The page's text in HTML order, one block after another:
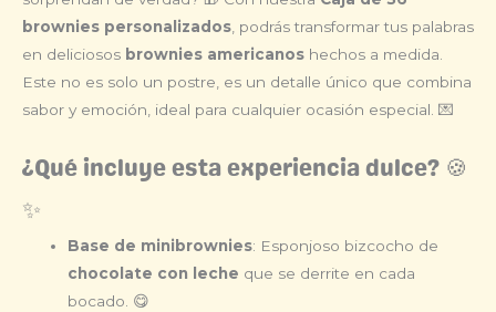
brownies personalizados, podrás transformar tus palabras
en deliciosos brownies americanos hechos a medida.
Este no es solo un postre, es un detalle único que combina
sabor y emoción, ideal para cualquier ocasión especial. 💌
¿Qué incluye esta experiencia dulce? 🍪
✨
Base de minibrownies: Esponjoso bizcocho de
chocolate con leche que se derrite en cada
bocado. 😋